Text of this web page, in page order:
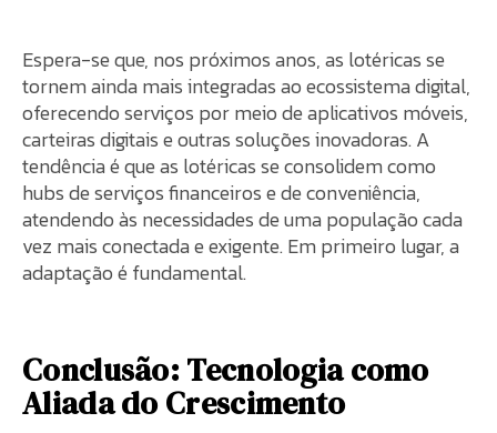
Espera-se que, nos próximos anos, as lotéricas se
tornem ainda mais integradas ao ecossistema digital,
oferecendo serviços por meio de aplicativos móveis,
carteiras digitais e outras soluções inovadoras. A
tendência é que as lotéricas se consolidem como
hubs de serviços financeiros e de conveniência,
atendendo às necessidades de uma população cada
vez mais conectada e exigente. Em primeiro lugar, a
adaptação é fundamental.
Conclusão: Tecnologia como
Aliada do Crescimento